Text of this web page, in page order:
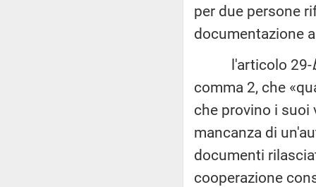
per due persone
documentazione
l'articolo 29-
comma 2, che
che provino i
mancanza di
documenti
cooperazione